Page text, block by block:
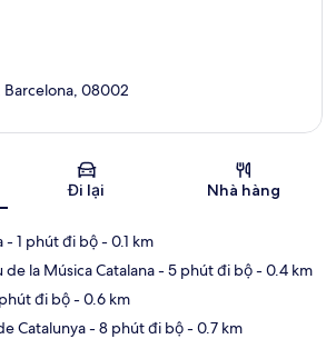
Bản đồ
Barcelona, 08002
Đi lại Nhà hàng
- 1 phút đi bộ- 0.1 km
de la Música Catalana- 5 phút đi bộ- 0.4 km
đi bộ- 0.6 km
Catalunya- 8 phút đi bộ- 0.7 km